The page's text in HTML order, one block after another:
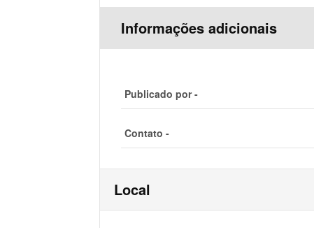
Informações adicionais
Publicado por -
Contato -
Local